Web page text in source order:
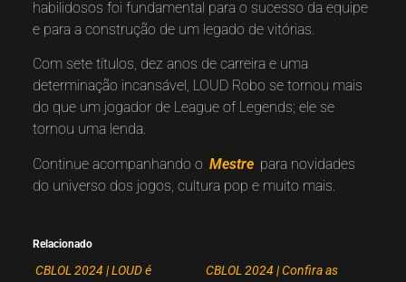
habilidosos foi fundamental para o sucesso da equipe
e para a construção de um legado de vitórias.
Com sete títulos, dez anos de carreira e uma
determinação incansável, LOUD Robo se tornou mais
do que um jogador de League of Legends; ele se
tornou uma lenda.
Continue acompanhando o Mestre para novidades
do universo dos jogos, cultura pop e muito mais.
Relacionado
CBLOL 2024 | LOUD é
CBLOL 2024 | Confira as